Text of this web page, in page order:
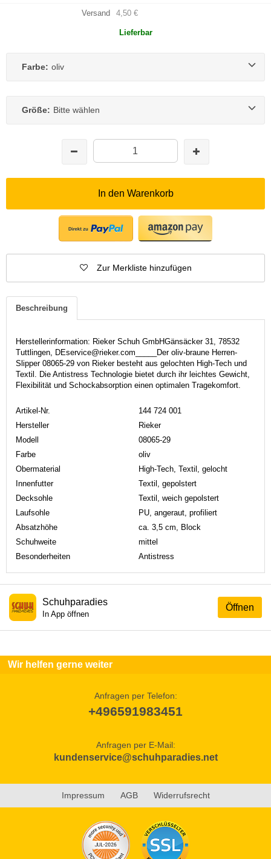
Versand 4,50 €
Lieferbar
Farbe: oliv
Größe: Bitte wählen
In den Warenkorb
Zur Merkliste hinzufügen
Beschreibung
Herstellerinformation: Rieker Schuh GmbHGänsäcker 31, 78532
Tuttlingen, DEservice@rieker.com_____Der oliv-braune Herren-
Slipper 08065-29 von Rieker besteht aus gelochten High-Tech und
Textil. Die Antistress Technologie bietet durch ihr leichtes Gewicht,
Flexibilität und Schockabsorption einen optimalen Tragekomfort.
Artikel-Nr.
144 724 001
Hersteller
Rieker
Modell
08065-29
Farbe
oliv
Obermaterial
High-Tech, Textil, gelocht
Innenfutter
Textil, gepolstert
Decksohle
Textil, weich gepolstert
Laufsohle
PU, angeraut, profiliert
Absatzhöhe
ca. 3,5 cm, Block
Schuhweite
mittel
Besonderheiten
Antistress
Öffnen
Schuhparadies
In App öffnen
Wir helfen gerne weiter
Anfragen per Telefon:
+496591983451
Anfragen per E-Mail:
kundenservice@schuhparadies.net
Impressum AGB Widerrufsrecht